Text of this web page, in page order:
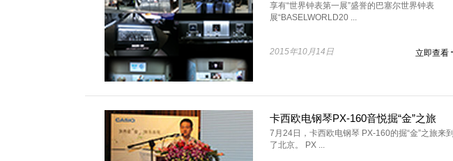
享有“世界钟表第一展”盛誉的巴塞尔世界钟表
展“BASELWORLD20 ...
2015年10月14日 立即查看
卡西欧电钢琴PX-160音悦掘“金”之旅
7月24日，卡西欧电钢琴 PX-160的掘“金”之旅来到
了北京。 PX ...